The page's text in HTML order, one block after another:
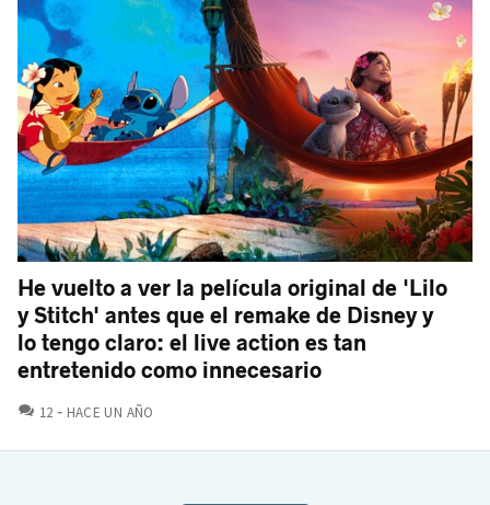
He vuelto a ver la película original de 'Lilo
y Stitch' antes que el remake de Disney y
lo tengo claro: el live action es tan
entretenido como innecesario
12 COMENTARIOS
HACE UN AÑO